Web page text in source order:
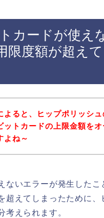
カードが使え
限度額が超え
よると、ヒップポリッシュ
ットカードの上限金額を
よね～
ないエラーが発生したこ
超えてしまったために、
考えられます。